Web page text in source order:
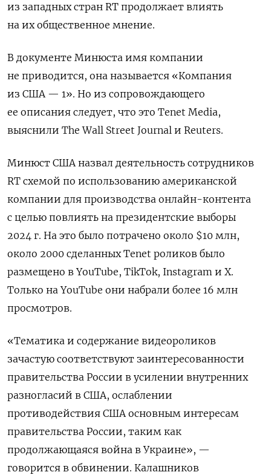
из западных стран RT продолжает влиять
на их общественное мнение.
В документе Минюста имя компании
не приводится, она называется «Компания
из США — 1». Но из сопровождающего
ее описания следует, что это Tenet Media,
выяснили The Wall Street Journal и Reuters.
Минюст США назвал деятельность сотрудников
RT схемой по использованию американской
компании для производства онлайн-контента
с целью повлиять на президентские выборы
2024 г. На это было потрачено около $10 млн,
около 2000 сделанных Tenet роликов было
размещено в YouTube, TikTok, Instagram и X.
Только на YouTube они набрали более 16 млн
просмотров.
«Тематика и содержание видеороликов
зачастую соответствуют заинтересованности
правительства России в усилении внутренних
разногласий в США, ослаблении
противодействия США основным интересам
правительства России, таким как
продолжающаяся война в Украине», —
говорится в обвинении. Калашников